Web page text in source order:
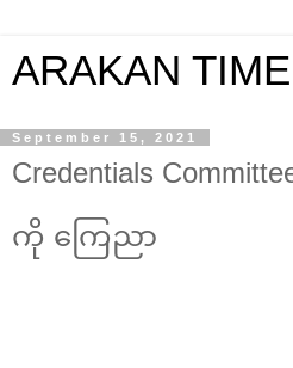
ARAKAN TIME
September 15, 2021
Credentials
ကို ကြေညာ